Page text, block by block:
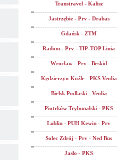
Transtravel - Kalisz
Jastrzębie - Prv - Drabas
Gdańsk - ZTM
Radom - Prv - TIP-TOP Linia
Wrocław - Prv - Beskid
Kędzierzyn-Koźle - PKS Veolia
Bielsk Podlaski - Veolia
Piotrków Trybunalski - PKS
Lublin - PUH Kewin - Prv
Solec Zdrój - Prv - Ned Bus
Jasło - PKS